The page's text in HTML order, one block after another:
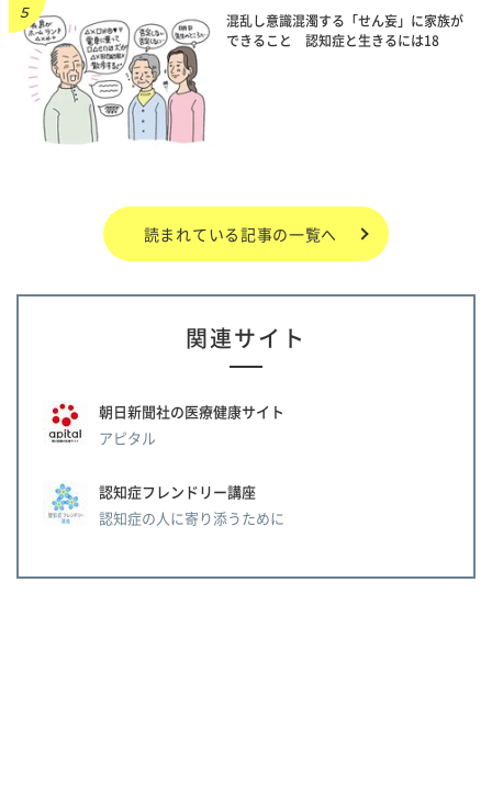
混乱し意識混濁する「せん妄」に家族が
できること 認知症と生きるには18
読まれている記事の一覧へ
関連サイト
朝日新聞社の医療健康サイト
アピタル
認知症フレンドリー講座
認知症の人に寄り添うために